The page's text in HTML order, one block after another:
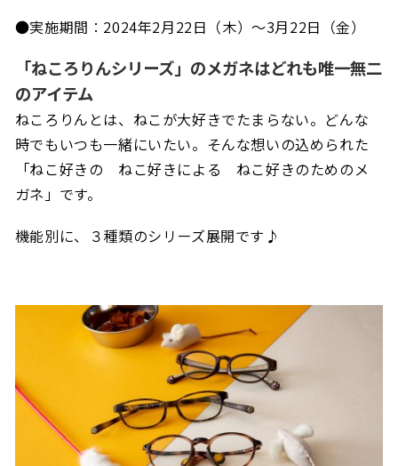
●実施期間： 2024年2月22日 （木）～3月22日 （金）
「ねころりんシリーズ」のメガネはどれも唯一無二
のアイテム
ねころりんとは、ねこが大好きでたまらない。どんな
時でもいつも一緒にいたい。そんな想いの込められた
「ねこ好きの ねこ好きによる ねこ好きのためのメ
ガネ」です。
機能別に、３種類のシリーズ展開です♪